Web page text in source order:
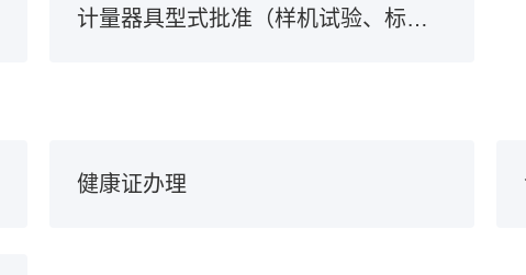
计量器具型式批准（样机试验、标准物质定级鉴定）
健康证办理